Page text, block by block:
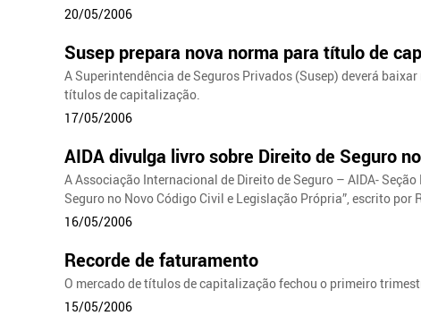
20/05/2006
Susep prepara nova norma para título de
A Superintendência de Seguros Privados (Susep) deverá
títulos de capitalização.
17/05/2006
AIDA divulga livro sobre Direito de Seguro
A Associação Internacional de Direito de Seguro – AIDA-
Seguro no Novo Código Civil e Legislação Própria”, escrito por
16/05/2006
Recorde de faturamento
O mercado de títulos de capitalização fechou o primeiro
15/05/2006